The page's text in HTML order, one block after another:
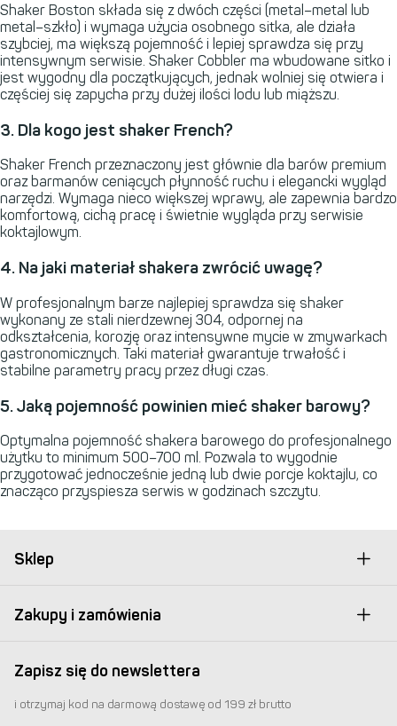
Shaker Boston składa się z dwóch części (metal–metal lub
metal–szkło) i wymaga użycia osobnego sitka, ale działa
szybciej, ma większą pojemność i lepiej sprawdza się przy
intensywnym serwisie. Shaker Cobbler ma wbudowane sitko i
jest wygodny dla początkujących, jednak wolniej się otwiera i
częściej się zapycha przy dużej ilości lodu lub miąższu.
3. Dla kogo jest shaker French?
Shaker French przeznaczony jest głównie dla barów premium
oraz barmanów ceniących płynność ruchu i elegancki wygląd
narzędzi. Wymaga nieco większej wprawy, ale zapewnia bardzo
komfortową, cichą pracę i świetnie wygląda przy serwisie
koktajlowym.
4. Na jaki materiał shakera zwrócić uwagę?
W profesjonalnym barze najlepiej sprawdza się shaker
wykonany ze stali nierdzewnej 304, odpornej na
odkształcenia, korozję oraz intensywne mycie w zmywarkach
gastronomicznych. Taki materiał gwarantuje trwałość i
stabilne parametry pracy przez długi czas.
5. Jaką pojemność powinien mieć shaker barowy?
Optymalna pojemność shakera barowego do profesjonalnego
użytku to minimum 500–700 ml. Pozwala to wygodnie
przygotować jednocześnie jedną lub dwie porcje koktajlu, co
znacząco przyspiesza serwis w godzinach szczytu.
Sklep
Zakupy i zamówienia
Zapisz się do newslettera
i otrzymaj kod na darmową dostawę od 199 zł brutto